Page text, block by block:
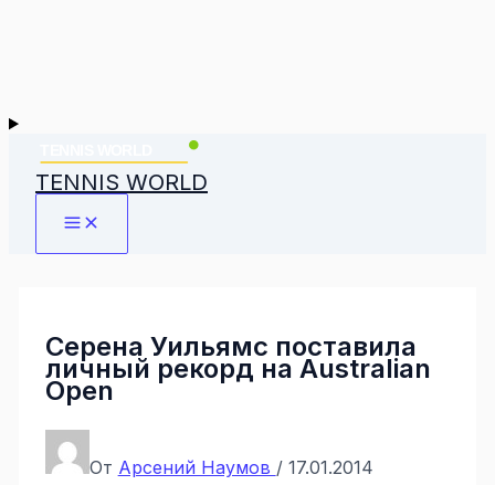
TENNIS WORLD
Серена Уильямс поставила
личный рекорд на Australian
Open
От Арсений Наумов / 17.01.2014